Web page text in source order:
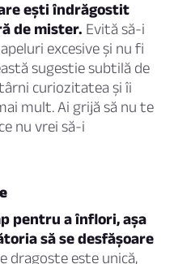
ești îndrăgostit
de mister. Evită să-i
excesive și nu fi
sugestie subtilă de
curiozitatea și îi
mult. Ai grijă să nu te
nu vrei să-i
pentru a înflori, așa
să se desfășoare
dragoste este unică,